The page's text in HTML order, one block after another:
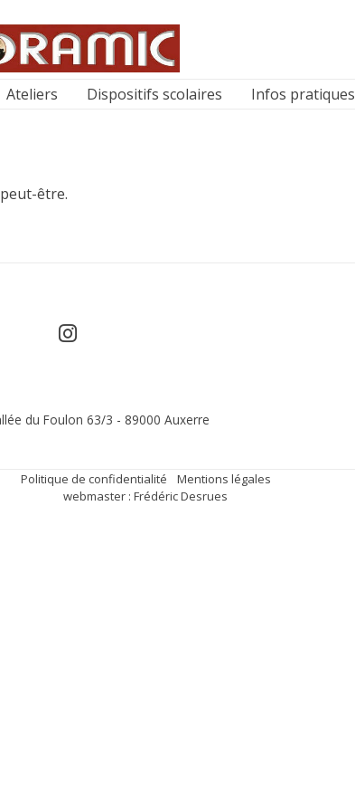
Ateliers Dispositifs scolaires Infos pratiques
être.
du Foulon 63/3 - 89000 Auxerre
Politique de confidentialité
Mentions légales
webmaster : Frédéric Desrues